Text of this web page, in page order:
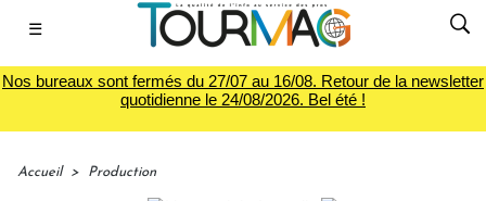
☰
Nos bureaux sont fermés du 27/07 au 16/08. Retour de la newsletter
quotidienne le 24/08/2026. Bel été !
Accueil > Production